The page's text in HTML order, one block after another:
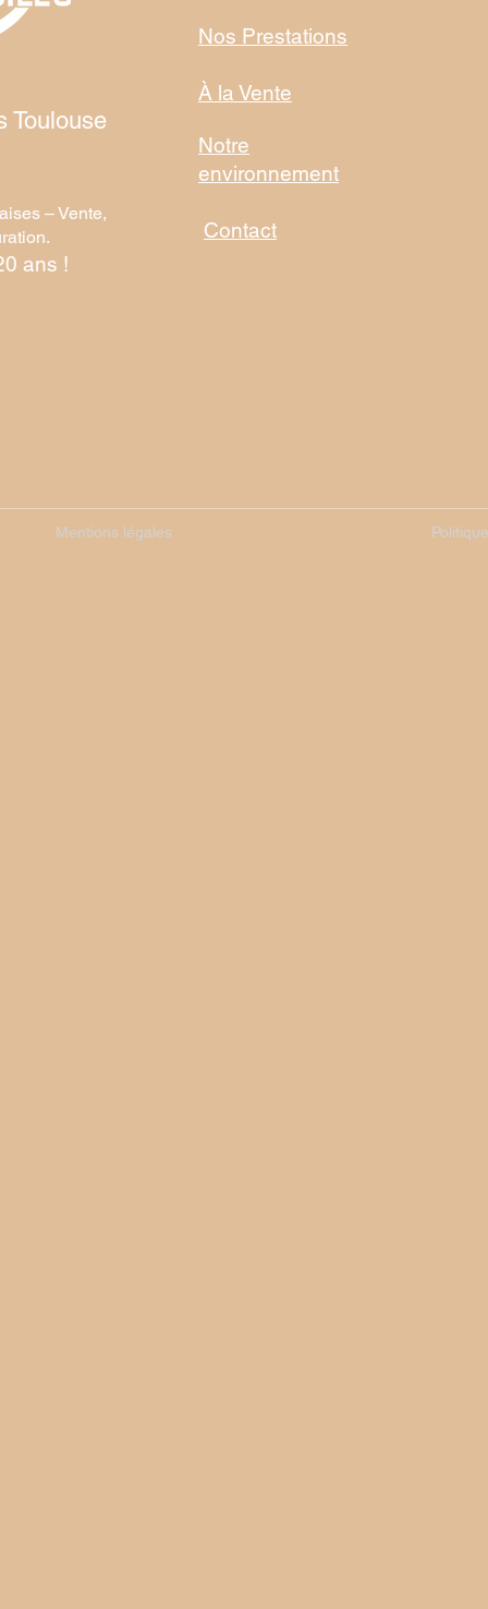
Toulouse
– Vente,
ans !
Nos Prestations
À la Vente
Notre
environnement
Contact
Mentions légales